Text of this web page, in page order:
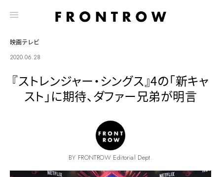
映画テレビ
2020.06.28
『ストレンジャー・シングス』4の「新キャ
スト」に期待、ダファー兄弟が明言
BY FRONTROW Editorial Dept.